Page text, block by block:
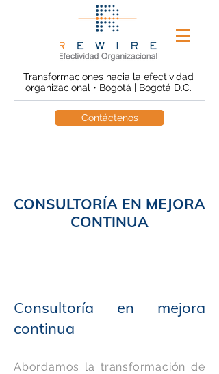
Transformaciones hacia la efectividad
organizacional • Bogotá | Bogotá D.C.
Contáctenos
CONSULTORÍA EN MEJORA
CONTINUA
Consultoría en mejora
continua
Abordamos la transformación de